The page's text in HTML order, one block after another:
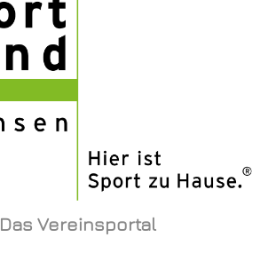
Das Vereinsportal